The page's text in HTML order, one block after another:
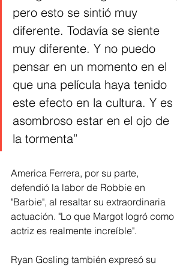
pero esto se sintió muy
diferente. Todavía se siente
muy diferente. Y no puedo
pensar en un momento en el
que una película haya tenido
este efecto en la cultura. Y es
asombroso estar en el ojo de
la tormenta”
America Ferrera, por su parte,
defendió la labor de Robbie en
"Barbie", al resaltar su extraordinaria
actuación. "Lo que Margot logró como
actriz es realmente increíble".
Ryan Gosling también expresó su